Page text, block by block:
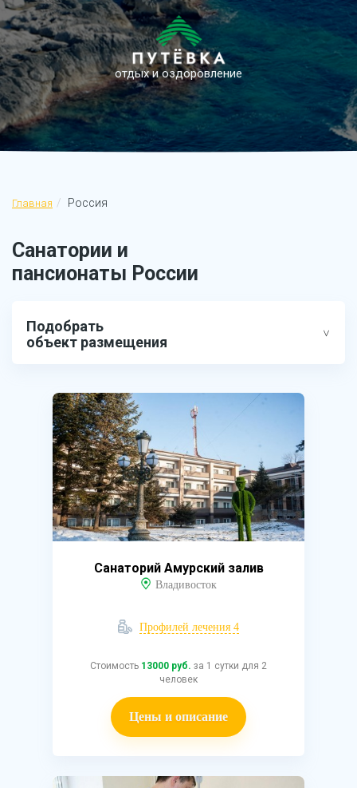
отдых и оздоровление
Главная Россия
Санатории и
пансионаты России
Подобрать
объект размещения
Санаторий Амурский залив
Владивосток
Профилей лечения 4
Стоимость 13000 руб. за 1 сутки для 2
человек
Цены и описание